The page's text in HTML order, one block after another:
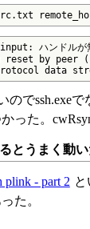
ハンドルが無
reset by peer
data
のでssh.exe
った。
とうまく動
plink - part 2
た。